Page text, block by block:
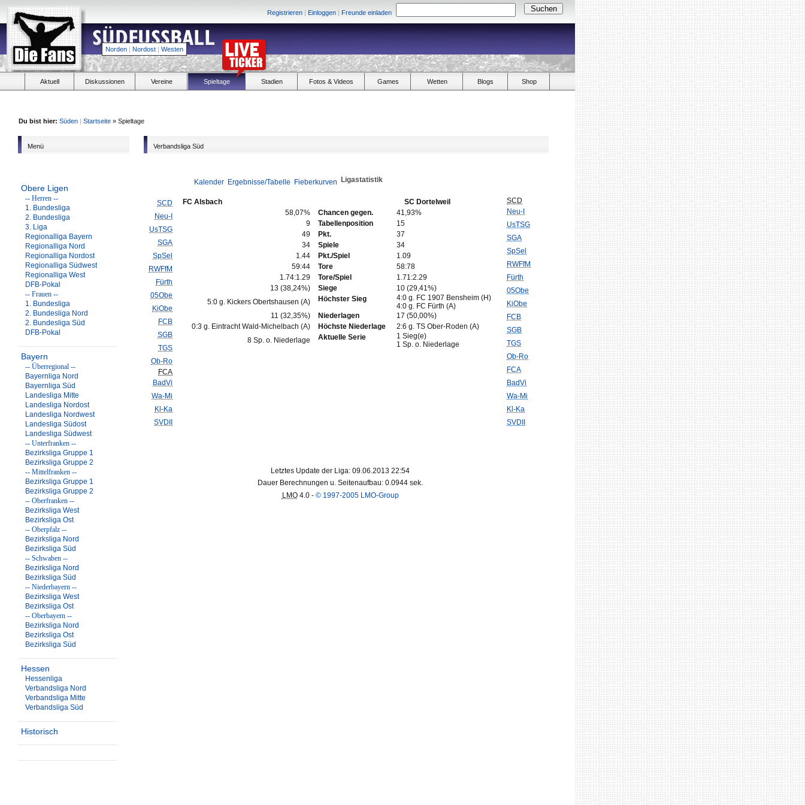
Registrieren | Einloggen | Freunde einladen
Norden | Nordost | Westen
Aktuell Diskussionen Vereine Spieltage Stadien Fotos & Videos Games Wetten Blogs Shop
Du bist hier: Süden | Startseite » Spieltage
Menü
Obere Ligen
-- Herren --
1. Bundesliga
2. Bundesliga
3. Liga
Regionalliga Bayern
Regionalliga Nord
Regionalliga Nordost
Regionalliga Südwest
Regionalliga West
DFB-Pokal
-- Frauen --
1. Bundesliga
2. Bundesliga Nord
2. Bundesliga Süd
DFB-Pokal
Bayern
-- Überregional --
Bayernliga Nord
Bayernliga Süd
Landesliga Mitte
Landesliga Nordost
Landesliga Nordwest
Landesliga Südost
Landesliga Südwest
-- Unterfranken --
Bezirksliga Gruppe 1
Bezirksliga Gruppe 2
-- Mittelfranken --
Bezirksliga Gruppe 1
Bezirksliga Gruppe 2
-- Oberfranken --
Bezirksliga West
Bezirksliga Ost
-- Oberpfalz --
Bezirksliga Nord
Bezirksliga Süd
-- Schwaben --
Bezirksliga Nord
Bezirksliga Süd
-- Niederbayern --
Bezirksliga West
Bezirksliga Ost
-- Oberbayern --
Bezirksliga Nord
Bezirksliga Ost
Bezirksliga Süd
Hessen
Hessenliga
Verbandsliga Nord
Verbandsliga Mitte
Verbandsliga Süd
Historisch
Verbandsliga Süd
Kalender Ergebnisse/Tabelle Fieberkurven Ligastatistik
SCD
Neu-I
UsTSG
SGA
SpSel
RWFfM
Fürth
05Obe
KiObe
FCB
SGB
TGS
Ob-Ro
FCA
BadVi
Wa-Mi
Kl-Ka
SVDII
FC Alsbach
SC Dortelweil
58,07%
Chancen gegen.
41,93%
9
Tabellenposition
15
49
Pkt.
37
34
Spiele
34
1.44
Pkt./Spiel
1.09
59:44
Tore
58:78
1.74:1.29
Tore/Spiel
1.71:2.29
13 (38,24%)
Siege
10 (29,41%)
5:0 g. Kickers Obertshausen (A)
Höchster Sieg
4:0 g. FC 1907 Bensheim (H)
4:0 g. FC Fürth (A)
11 (32,35%)
Niederlagen
17 (50,00%)
0:3 g. Eintracht Wald-Michelbach (A)
Höchste Niederlage
2:6 g. TS Ober-Roden (A)
8 Sp. o. Niederlage
Aktuelle Serie
1 Sieg(e)
1 Sp. o. Niederlage
SCD
Neu-I
UsTSG
SGA
SpSel
RWFfM
Fürth
05Obe
KiObe
FCB
SGB
TGS
Ob-Ro
FCA
BadVi
Wa-Mi
Kl-Ka
SVDII
Letztes Update der Liga: 09.06.2013 22:54
Dauer Berechnungen u. Seitenaufbau: 0.0944 sek.
LMO4.0 - © 1997-2005 LMO-Group